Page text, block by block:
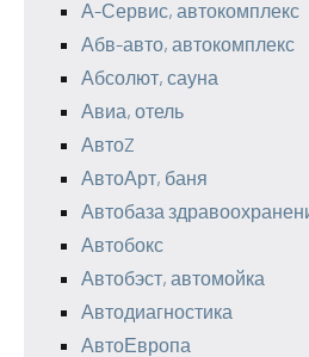
А-Сервис, автокомплекс
Абв-авто, автокомплекс
Абсолют, сауна
Авиа, отель
АвтоZ
АвтоАрт, баня
Автобаза
Автобокс
Автобэст, автомойка
Автодиагностика
АвтоЕвропа